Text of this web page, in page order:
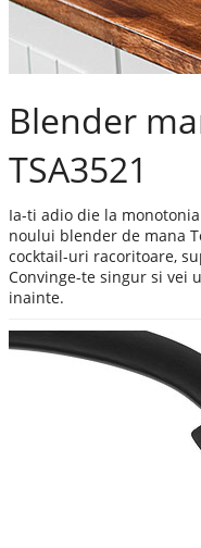
Blender
TSA3521
Ia-ti adio die la
noului blender de mana
cocktail-uri racoritoare,
Convinge-te singur si vei
inainte.